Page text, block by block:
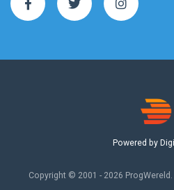
Powered by
Copyright © 2001 - 2026